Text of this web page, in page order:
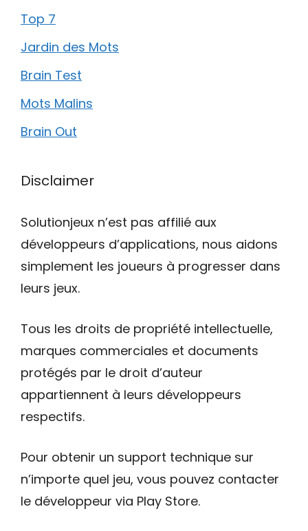
Top 7
Jardin des Mots
Brain Test
Mots Malins
Brain Out
Disclaimer
Solutionjeux n’est pas affilié aux
développeurs d’applications, nous aidons
simplement les joueurs à progresser dans
leurs jeux.
Tous les droits de propriété intellectuelle,
marques commerciales et documents
protégés par le droit d’auteur
appartiennent à leurs développeurs
respectifs.
Pour obtenir un support technique sur
n’importe quel jeu, vous pouvez contacter
le développeur via Play Store.